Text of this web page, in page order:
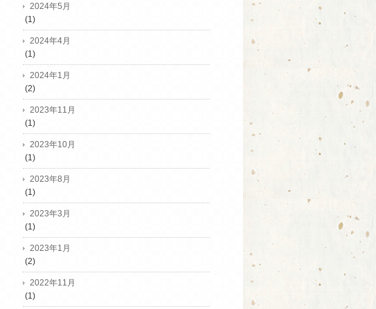
2024年5月
(1)
2024年4月
(1)
2024年1月
(2)
2023年11月
(1)
2023年10月
(1)
2023年8月
(1)
2023年3月
(1)
2023年1月
(2)
2022年11月
(1)